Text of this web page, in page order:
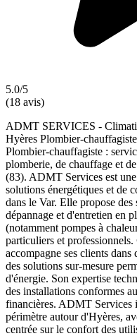
5.0/5
(18 avis)
ADMT SERVICES -
Hyères Plombier-
Plombier-chauffagiste :
plomberie, de chauffage et
(83). ADMT Services est
solutions énergétiques et de
dans le Var. Elle propose
dépannage et d'entretien en
(notamment pompes à
particuliers et
accompagne ses clients
des solutions sur-mesure
d'énergie. Son expertise
des installations conformes
financières. ADMT Services
périmètre autour d'Hyères,
centrée sur le confort des